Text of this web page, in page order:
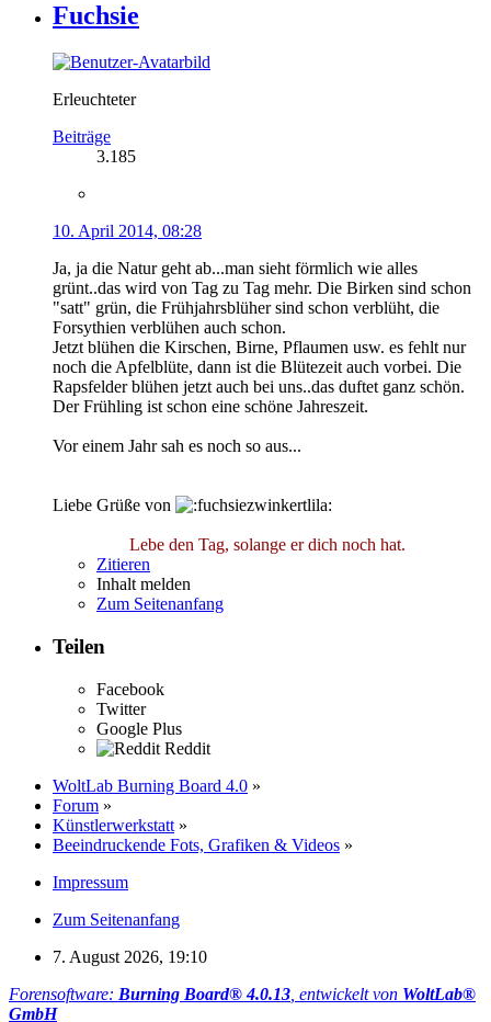
Fuchsie
Erleuchteter
Beiträge
3.185
10. April 2014, 08:28
Ja, ja die Natur geht ab...man sieht förmlich wie alles
grünt..das wird von Tag zu Tag mehr. Die Birken sind schon
"satt" grün, die Frühjahrsblüher sind schon verblüht, die
Forsythien verblühen auch schon.
Jetzt blühen die Kirschen, Birne, Pflaumen usw. es fehlt nur
noch die Apfelblüte, dann ist die Blütezeit auch vorbei. Die
Rapsfelder blühen jetzt auch bei uns..das duftet ganz schön.
Der Frühling ist schon eine schöne Jahreszeit.
Vor einem Jahr sah es noch so aus...
Liebe Grüße von
Lebe den Tag, solange er dich noch hat.
Zitieren
Inhalt melden
Zum Seitenanfang
Teilen
Facebook
Twitter
Google Plus
Reddit
WoltLab Burning Board 4.0 »
Forum »
Künstlerwerkstatt »
Beeindruckende Fots, Grafiken & Videos »
Impressum
Zum Seitenanfang
7. August 2026, 19:10
Forensoftware: Burning Board® 4.0.13 , entwickelt von WoltLab®
GmbH